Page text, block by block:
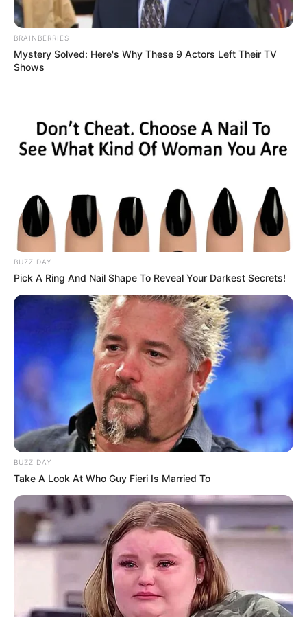
ΤΑΥΤΟΤΗΤΑ ΚΑΙ ΕΠΙΚΟΙΝΩΝΙΑ ΟΡΟΙ ΧΡΗΣΗΣ
© 2025 EVIANEWS του Γιώργου Κουτσελίνη
BRAINBERRIES
Mystery Solved: Here's Why These 9 Actors Left Their TV
Shows
BUZZ DAY
Pick A Ring And Nail Shape To Reveal Your Darkest Secrets!
BUZZ DAY
Take A Look At Who Guy Fieri Is Married To